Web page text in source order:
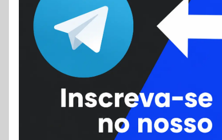
Colunas
Colaboradores
Cursos
Enviar Dica